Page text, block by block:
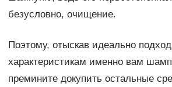
безусловно, очищение.
Поэтому, отыскав идеально
характеристикам именно вам
премините докупить остальные